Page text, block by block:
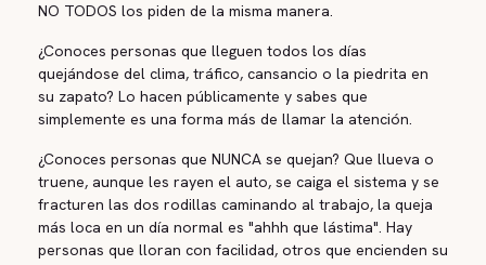
NO TODOS los piden de la misma manera.
¿Conoces personas que lleguen todos los días
quejándose del clima, tráfico, cansancio o la piedrita en
su zapato? Lo hacen públicamente y sabes que
simplemente es una forma más de llamar la atención.
¿Conoces personas que NUNCA se quejan? Que llueva o
truene, aunque les rayen el auto, se caiga el sistema y se
fracturen las dos rodillas caminando al trabajo, la queja
más loca en un día normal es "ahhh que lástima". Hay
personas que lloran con facilidad, otros que encienden su